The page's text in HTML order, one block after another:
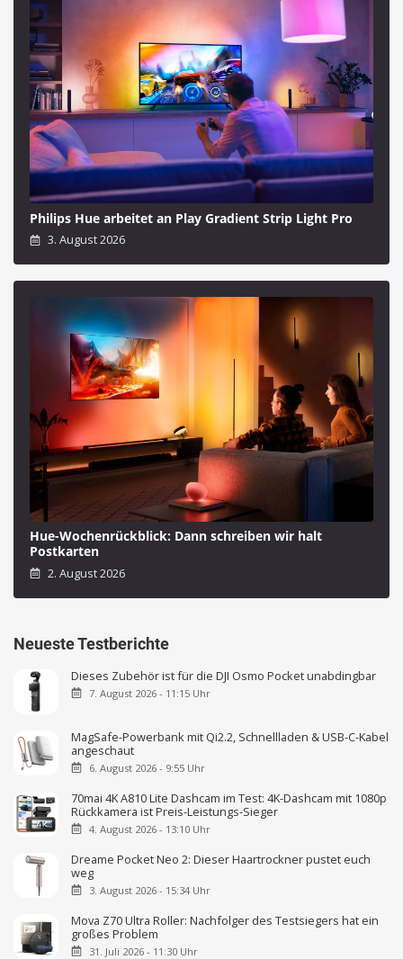
Philips Hue arbeitet an Play Gradient Strip Light Pro
3. August 2026
Hue-Wochenrückblick: Dann schreiben wir halt
Postkarten
2. August 2026
Neueste Testberichte
Dieses Zubehör ist für die DJI Osmo Pocket unabdingbar
7. August 2026 - 11:15 Uhr
MagSafe-Powerbank mit Qi2.2, Schnellladen & USB-C-Kabel
angeschaut
6. August 2026 - 9:55 Uhr
70mai 4K A810 Lite Dashcam im Test: 4K-Dashcam mit 1080p
Rückkamera ist Preis-Leistungs-Sieger
4. August 2026 - 13:10 Uhr
Dreame Pocket Neo 2: Dieser Haartrockner pustet euch
weg
3. August 2026 - 15:34 Uhr
Mova Z70 Ultra Roller: Nachfolger des Testsiegers hat ein
großes Problem
31. Juli 2026 - 11:30 Uhr